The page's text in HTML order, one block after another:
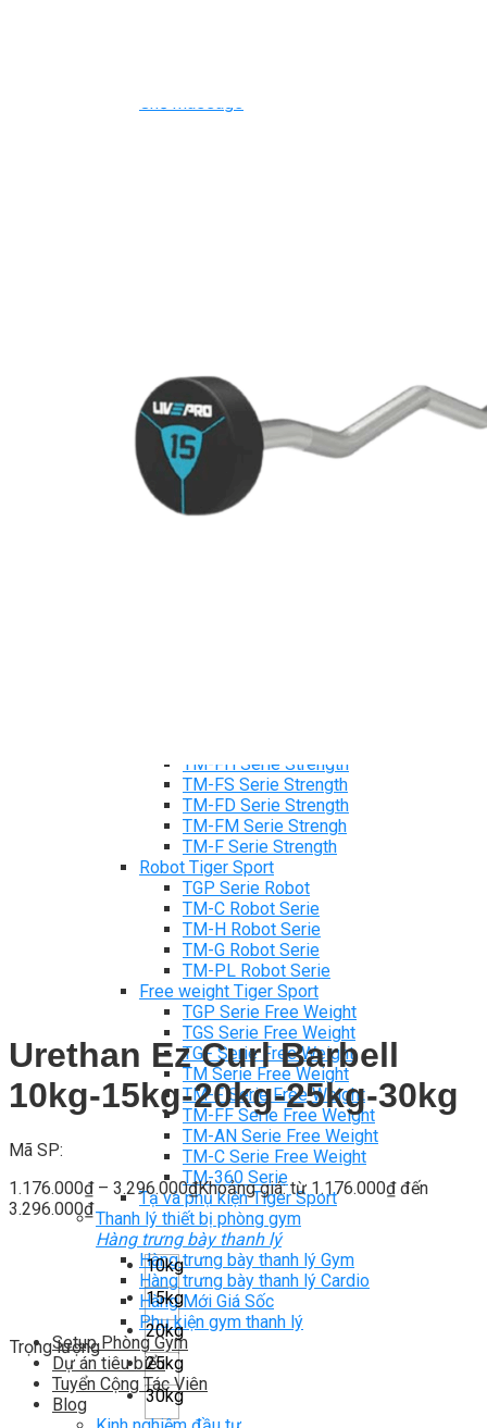
Ghế Massage
Robot Spirit
Free weight Spirit
Tiger Sport Serie
Cardio Tiger Sport
Máy chạy bộ Tiger Sport
Xe đạp tập Tiger Sport
Xe đạp ngồi có tựa lưng Tiger Sport
Máy trượt tuyết Tiger Sport
TM-FH Serie Strength
TM-FS Serie Strength
TM-FD Serie Strength
TM-FM Serie Strengh
TM-F Serie Strength
Robot Tiger Sport
TGP Serie Robot
TM-C Robot Serie
TM-H Robot Serie
TM-G Robot Serie
TM-PL Robot Serie
Free weight Tiger Sport
TGP Serie Free Weight
TGS Serie Free Weight
TGF Serie Free Weight
TM Serie Free Weight
TM-F Serie Free Weight
TM-FF Serie Free Weight
TM-AN Serie Free Weight
TM-C Serie Free Weight
TM-360 Serie
Tạ và phụ kiện Tiger Sport
Thanh lý thiết bị phòng gym
Hàng trưng bày thanh lý
Hàng trưng bày thanh lý Gym
Hàng trưng bày thanh lý Cardio
Hàng Mới Giá Sốc
Phụ kiện gym thanh lý
Setup Phòng Gym
Dự án tiêu biểu
Tuyển Cộng Tác Viên
Blog
Urethan Ez Curl Barbell
10kg-15kg-20kg-25kg-30kg
Mã SP:
1.176.000₫ – 3.296.000₫Khoảng giá: từ 1.176.000₫ đến
3.296.000₫
Trọng lượng
10kg
15kg
20kg
25kg
30kg